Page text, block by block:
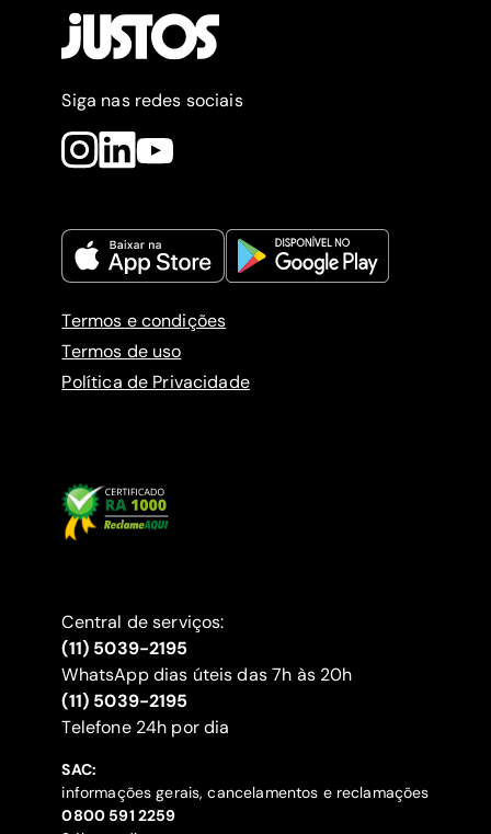
Siga nas redes sociais
Termos e condições
Termos de uso
Política de Privacidade
Central de serviços:
(11) 5039-2195
WhatsApp dias úteis das 7h às 20h
(11) 5039-2195
‍Telefone 24h por dia
SAC:
informações gerais, cancelamentos e reclamações
‍0800 591 2259